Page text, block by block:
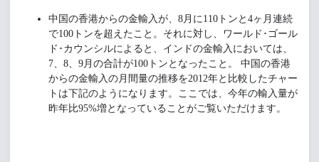
中国の香港からの金輸入が、8月に110トンと4ヶ月連続
で100トンを超えたこと。それに対し、ワールド･ゴール
ド･カウンシルによると、インドの金輸入においては、
7、8、9月の合計が100トンとなったこと。 中国の香港
からの金輸入の月間量の推移を2012年と比較したチャー
トは下記のようになります。ここでは、今年の輸入量が
昨年比95%増となっていることがご覧いただけます。